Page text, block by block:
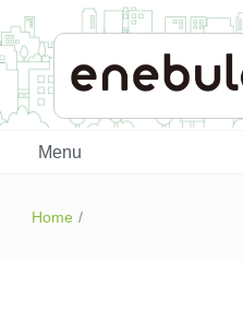
enebular 公式 技術ブログ
Menu
Home /